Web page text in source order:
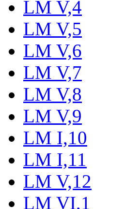
LM V,4
LM V,5
LM V,6
LM V,7
LM V,8
LM V,9
LM I,10
LM I,11
LM V,12
LM VI,1